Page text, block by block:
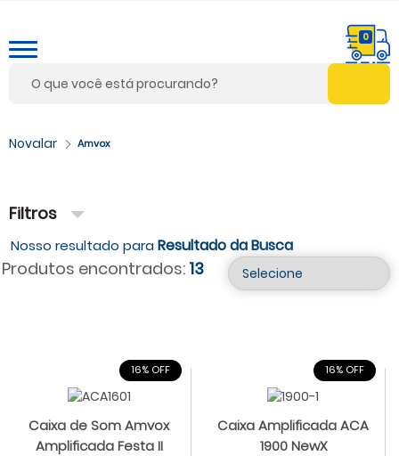
0
Amvox
Filtros
Resultado da Busca
Produtos encontrados: 13
16% OFF
Caixa de Som Amvox
Amplificada Festa II
16% OFF
Caixa Amplificada ACA
1900 NewX